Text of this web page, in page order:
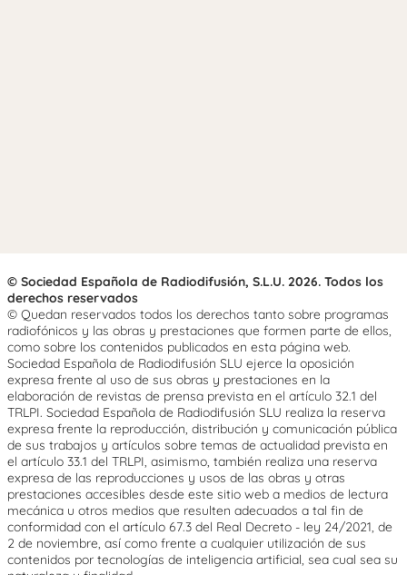
© Sociedad Española de Radiodifusión, S.L.U. 2026. Todos los
derechos reservados
© Quedan reservados todos los derechos tanto sobre programas
radiofónicos y las obras y prestaciones que formen parte de ellos,
como sobre los contenidos publicados en esta página web.
Sociedad Española de Radiodifusión SLU ejerce la oposición
expresa frente al uso de sus obras y prestaciones en la
elaboración de revistas de prensa prevista en el artículo 32.1 del
TRLPI. Sociedad Española de Radiodifusión SLU realiza la reserva
expresa frente la reproducción, distribución y comunicación pública
de sus trabajos y artículos sobre temas de actualidad prevista en
el artículo 33.1 del TRLPI, asimismo, también realiza una reserva
expresa de las reproducciones y usos de las obras y otras
prestaciones accesibles desde este sitio web a medios de lectura
mecánica u otros medios que resulten adecuados a tal fin de
conformidad con el artículo 67.3 del Real Decreto - ley 24/2021, de
2 de noviembre, así como frente a cualquier utilización de sus
contenidos por tecnologías de inteligencia artificial, sea cual sea su